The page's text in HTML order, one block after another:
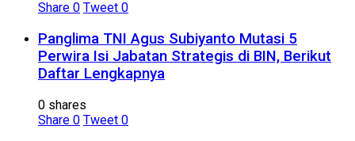
Share 0 Tweet 0
Panglima TNI Agus Subiyanto Mutasi 5
Perwira Isi Jabatan Strategis di BIN, Berikut
Daftar Lengkapnya
0 shares
Share 0 Tweet 0